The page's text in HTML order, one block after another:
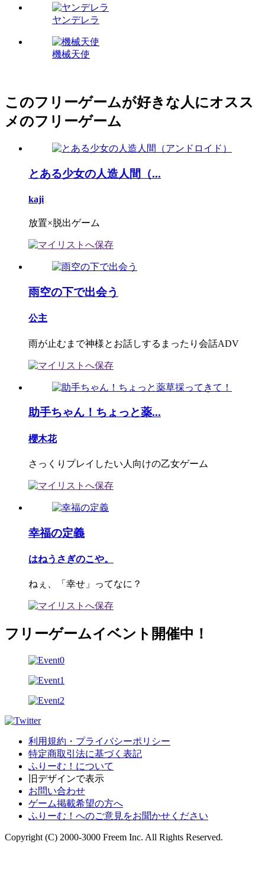
ヤンデレラ
機械天使
このフリーゲームが好きな人にオスス
メのフリーゲーム
とある少女の人造人間（...
kaji
放置×脱出ゲーム
雨空の下で出会う
公主
雨が止むまで神様とお話しするまったり会話ADV
助手ちゃん！ちょっと薬...
櫻木花
さっくりプレイしたい人向けの乙女ゲーム
幸福の定義
はねうさぎのこや。
ねぇ、「幸せ」ってなに？
フリーゲームイベント開催中！
利用規約・プライバシーポリシー
特定商取引法に基づく表記
ふりーむ！について
旧デザインで表示
お問い合わせ
ゲーム掲載希望の方へ
ふりーむ！へのご意見をお聞かせください
Copyright (C) 2000-3000 Freem Inc. All Rights Reserved.